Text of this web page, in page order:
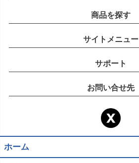
商品を探す
サイトメニュー
サポート
お問い合せ先
ホーム